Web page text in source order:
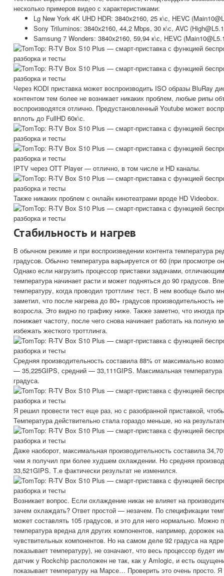
несколько примеров видео с характеристиками:
Lg New York 4K UHD HDR: 3840х2160, 25 к\с, HEVC
Sony Triluminos: 3840х2160, 44,2 Mbps, 30 к\с, AVC
Samsung 7 Wonders: 3840х2160, 59,94 к\с, HEVC
Через KODI приставка может воспроизводить ISO образы BluRay
контентом тем более не возникает никаких проблем, любые рипы
воспроизводятся отлично. Предустановленный Youtube может
вплоть до FullHD 60к\с.
IPTV через OTT Player — отлично, в том числе и HD каналы.
Также никаких проблем с онлайн кинотеатрами вроде HD Videobox.
Стабильность и нагрев
В обычном режиме и при воспроизведении контента температура
градусов. Обычно температура варьируется от 60 (при просмотре
Однако если нагрузить процессор приставки задачами,
температура начинает расти и может подняться до 90 градусов.
температуру, когда проводил троттлинг тест. В нем вообще было
заметил, что после нагрева до 80+ градусов производительность
возросла. Это видно по графику ниже. Также заметно, что иногда
понижает частоту, после чего снова начинает работать на полную
избежать жесткого троттлинга.
Средняя производительность составила 88% от максимально
— 35,225GIPS, средний — 33,111GIPS. Максимальная температура
градуса.
Я решил провести тест еще раз, но с разобранной приставкой,
Температура действительно стала гораздо меньше, но на
Даже наоборот, максимальная производительность составила
чем я получил при более худшем охлаждении. Но средняя
33,521GIPS. Т.е фактически результат не изменился.
Возникает вопрос. Если охлаждение никак не влияет на
зачем охлаждать? Ответ простой — незачем. По спецификации
может составлять 105 градусов, и это для него нормально. Можно
температура вредна для других компонентов, например, дорожек
чувствительных компонентов. Но на самом деле 92 градуса на
показывает температуру), не означают, что весь процессор будет
датчик у Rockchip расположен не так, как у Amlogic, и есть
показывает температуру на Марсе… Проверить это очень просто.